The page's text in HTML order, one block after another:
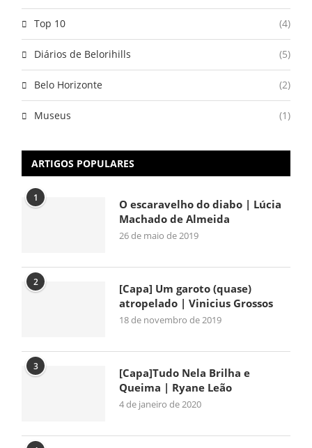
Top 10 (4)
Diários de Belorihills (5)
Belo Horizonte (2)
Museus (1)
ARTIGOS POPULARES
1
O escaravelho do diabo | Lúcia
Machado de Almeida
26 de maio de 2019
2
[Capa] Um garoto (quase)
atropelado | Vinicius Grossos
18 de novembro de 2019
3
[Capa]Tudo Nela Brilha e
Queima | Ryane Leão
4 de janeiro de 2020